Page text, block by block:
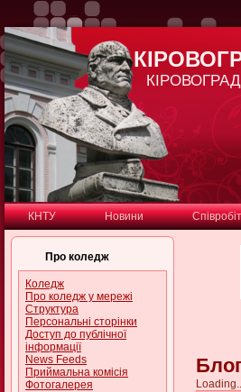
КНТУ Новини
Про коледж
Коледж
Про коледж у мережі
Структура
Персональні сторінки
Доступ до публічної
інформації
News Feeds
Приймальна комісія
Фотогалерея